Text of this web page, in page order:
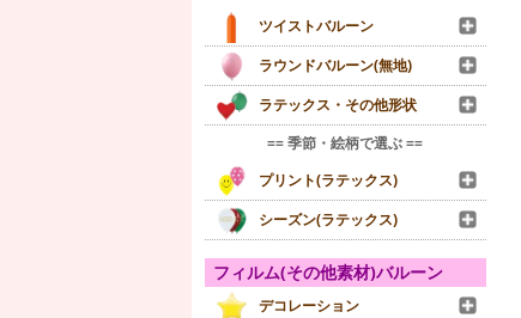
ツイストバルーン
ラウンドバルーン(無地)
ラテックス・その他形状
== 季節・絵柄で選ぶ ==
プリント(ラテックス)
シーズン(ラテックス)
フィルム(その他素材)バルーン
デコレーション